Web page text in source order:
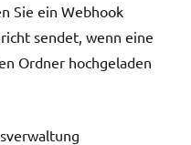
Sie ein Webhook
sendet, wenn eine
Ordner hochgeladen